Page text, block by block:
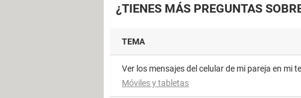
¿TIENES MÁS PREGUNTAS
TEMA
Ver los mensajes del celular de mi pareja en mi
Móviles y tabletas